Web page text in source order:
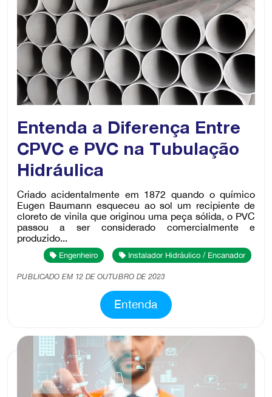
Engenheiro Instalador Hidráulico / Encanador
Entenda a Diferença Entre
CPVC e PVC na Tubulação
Hidráulica
Criado acidentalmente em 1872 quando o químico
Eugen Baumann esqueceu ao sol um recipiente de
cloreto de vinila que originou uma peça sólida, o PVC
passou a ser considerado comercialmente e
produzido...
PUBLICADO EM 12 DE OUTUBRO DE 2023
Entenda